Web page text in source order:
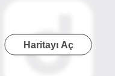
Haritayı Aç